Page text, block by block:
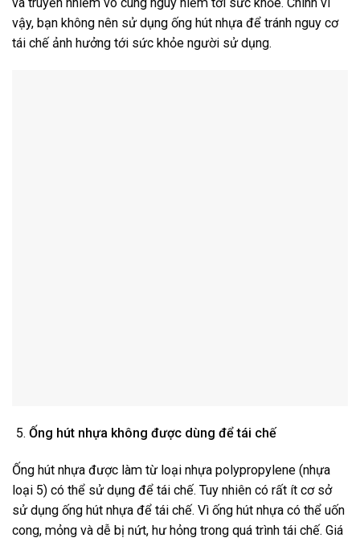
vậy, bạn không nên sử dụng ống hút nhựa để tránh nguy cơ
tái chế ảnh hưởng tới sức khỏe người sử dụng.
Ống hút nhựa không được dùng để tái chế
Ống hút nhựa được làm từ loại nhựa polypropylene (nhựa
loại 5) có thể sử dụng để tái chế. Tuy nhiên có rất ít cơ sở
sử dụng ống hút nhựa để tái chế. Vì ống hút nhựa có thể uốn
cong, mỏng và dễ bị nứt, hư hỏng trong quá trình tái chế. Giá